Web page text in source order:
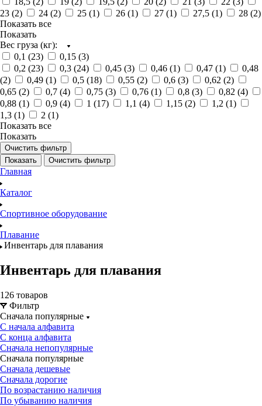
23 (2) 24 (2) 25 (1) 26 (1) 27 (1) 27,5 (1) 28 (2)
Показать все
Показать
Вес груза (кг):
0,1 (23) 0,15 (3)
0,2 (23) 0,3 (24) 0,45 (3) 0,46 (1) 0,47 (1)
0,48
(2) 0,49 (1) 0,5 (18) 0,55 (2) 0,6 (3) 0,62 (2)
0,65 (2) 0,7 (4) 0,75 (3) 0,76 (1) 0,8 (3) 0,82 (4)
0,88 (1) 0,9 (4) 1 (17) 1,1 (4) 1,15 (2) 1,2 (1)
1,3 (1) 2 (1)
Показать все
Показать
Очистить фильтр
Показать
Очистить фильтр
Главная
Каталог
Спортивное оборудование
Плавание
Инвентарь для плавания
Инвентарь для плавания
126 товаров
Фильтр
Сначала популярные
С начала алфавита
С конца алфавита
Сначала непопулярные
Сначала популярные
Сначала дешевые
Сначала дорогие
По возрастанию наличия
По убыванию наличия